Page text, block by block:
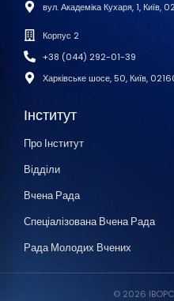
вул. Академіка Кухаря, 1, Київ,
Корпус 2
+38 (044) 292-01-39
Харківське шосе, 50, Київ,
Інститут
Про Інститут
Відділи
Вчена Рада
Спеціалізована Вчена Рада
Рада Молодих Вчених
© 2026